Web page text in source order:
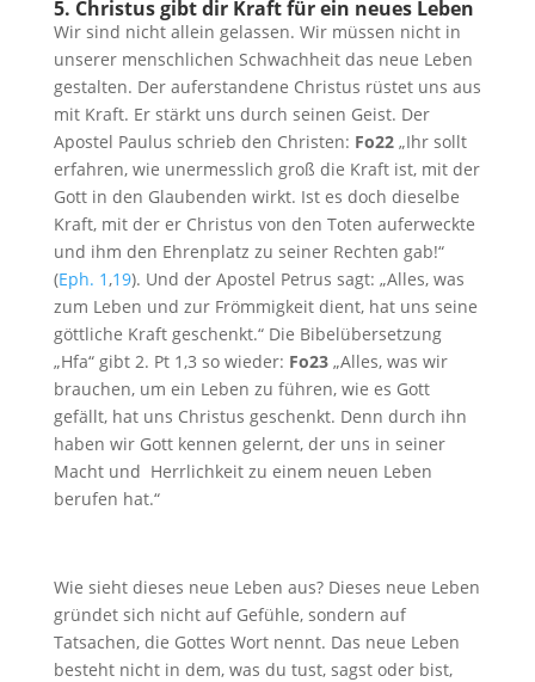
5. Christus gibt dir Kraft für ein neues Leben
Wir sind nicht allein gelassen. Wir müssen nicht in
unserer menschlichen Schwachheit das neue Leben
gestalten. Der auferstandene Christus rüstet uns aus
mit Kraft. Er stärkt uns durch seinen Geist. Der
Apostel Paulus schrieb den Christen: Fo22„Ihr sollt
erfahren, wie unermesslich groß die Kraft ist, mit der
Gott in den Glaubenden wirkt. Ist es doch dieselbe
Kraft, mit der er Christus von den Toten auferweckte
und ihm den Ehrenplatz zu seiner Rechten gab!“
(Eph. 1,19). Und der Apostel Petrus sagt: „Alles, was
zum Leben und zur Frömmigkeit dient, hat uns seine
göttliche Kraft geschenkt.“ Die Bibelübersetzung
„Hfa“ gibt 2. Pt 1,3 so wieder: Fo23„Alles, was wir
brauchen, um ein Leben zu führen, wie es Gott
gefällt, hat uns Christus geschenkt. Denn durch ihn
haben wir Gott kennen gelernt, der uns in seiner
Macht und Herrlichkeit zu einem neuen Leben
berufen hat.“
Wie sieht dieses neue Leben aus? Dieses neue Leben
gründet sich nicht auf Gefühle, sondern auf
Tatsachen, die Gottes Wort nennt. Das neue Leben
besteht nicht in dem, was du tust, sagst oder bist,